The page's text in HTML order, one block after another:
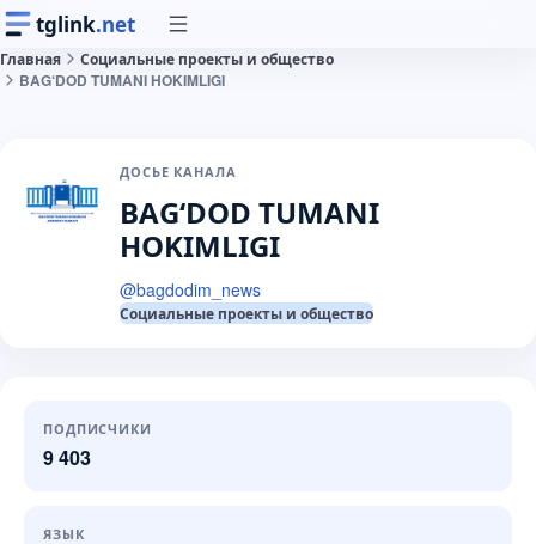
tglink.net
Главная
Социальные проекты и общество
BAG‘DOD TUMANI HOKIMLIGI
ДОСЬЕ КАНАЛА
BAG‘DOD TUMANI
HOKIMLIGI
@bagdodim_news
Социальные проекты и общество
ПОДПИСЧИКИ
9 403
ЯЗЫК